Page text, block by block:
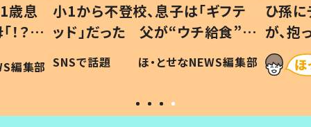
歳息
？」
編集部
小1から不登校、息子は「ギフテ
ッド」だった 父が“ウチ給食”を
作り続ける理由とは #令和の親
#令和の子
SNSで話題 ほ・とせなNEWS編集部
ひ孫
が、
「涙が
い」